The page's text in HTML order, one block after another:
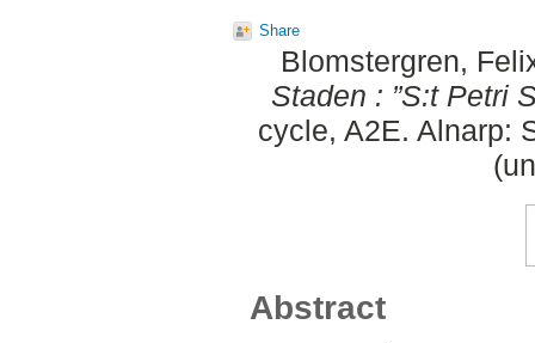
Share
Blomstergren,
Staden : ”S:t Petri
cycle, A2E. Alnarp:
Abstract